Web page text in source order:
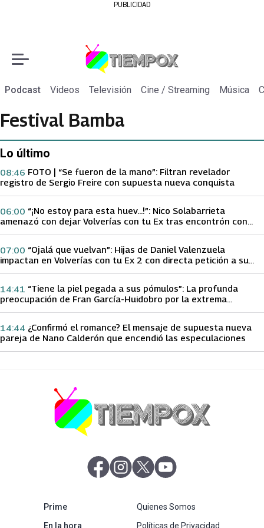
PUBLICIDAD
Podcast Videos Televisión Cine / Streaming Música
Festival Bamba
Lo último
FOTO | “Se fueron de la mano”: Filtran revelador
registro de Sergio Freire con supuesta nueva conquista
08:46
“¡No estoy para esta huev…!”: Nico Solabarrieta
amenazó con dejar Volverías con tu Ex tras encontrón con
06:00
“Ojalá que vuelvan”: Hijas de Daniel Valenzuela
impactan en Volverías con tu Ex 2 con directa petición a su
07:00
“Tiene la piel pegada a sus pómulos”: La profunda
preocupación de Fran García-Huidobro por la extrema
14:41
¿Confirmó el romance? El mensaje de supuesta nueva
pareja de Nano Calderón que encendió las especulaciones
14:44
abre en nueva pestaña
abre en nueva pestaña
abre en nueva pestaña
Primeabre en nueva pestaña
En la horaabre en nueva pestaña
Quienes Somos
Políticas de Privacidad